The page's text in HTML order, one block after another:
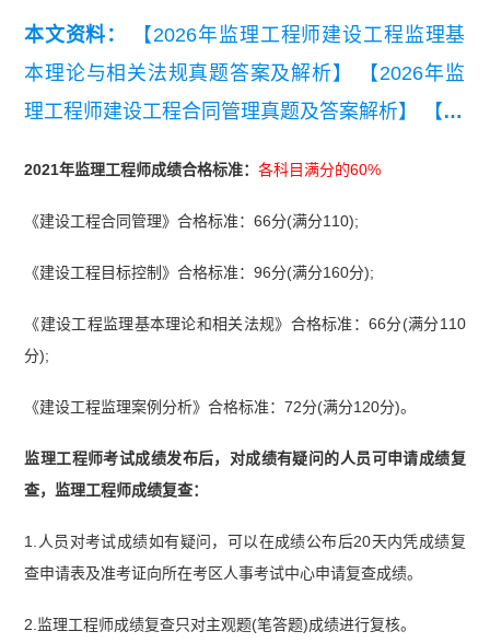
本文资料：
【2026年监理工程师建设工程监理基
本理论与相关法规真题答案及解析】
【2026年监
理工程师建设工程合同管理真题及答案解析】
【20
【近3年监理工程师《建设工程监理基本理论和相
关法规》真题汇总（2023-2025）】 【近3年监理
师《建设工程监理案例分析》（土木建筑工程）真
题汇总（2023-2025）】
2021年监理工程师成绩合格标准：各科目满分的60%
《建设工程合同管理》合格标准：66分(满分110);
《建设工程目标控制》合格标准：96分(满分160分);
《建设工程监理基本理论和相关法规》合格标准：66分(满分110
分);
《建设工程监理案例分析》合格标准：72分(满分120分)。
监理工程师考试成绩发布后，对成绩有疑问的人员可申请成绩复
查，监理工程师成绩复查：
1.人员对考试成绩如有疑问，可以在成绩公布后20天内凭成绩复
查申请表及准考证向所在考区人事考试中心申请复查成绩。
2.监理工程师成绩复查只对主观题(笔答题)成绩进行复核。